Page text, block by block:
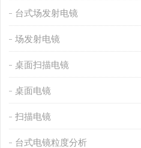
台式场发射电镜
场发射电镜
桌面扫描电镜
桌面电镜
扫描电镜
台式电镜粒度分析